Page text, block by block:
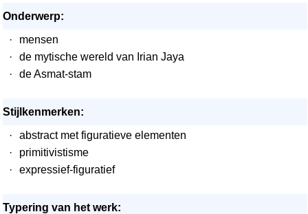
Onderwerp:
·
mensen
·
de mytische wereld van Irian Jaya
·
de Asmat-stam
Stijlkenmerken:
·
abstract met figuratieve elementen
·
primitivistisme
·
expressief-figuratief
Typering van het werk: